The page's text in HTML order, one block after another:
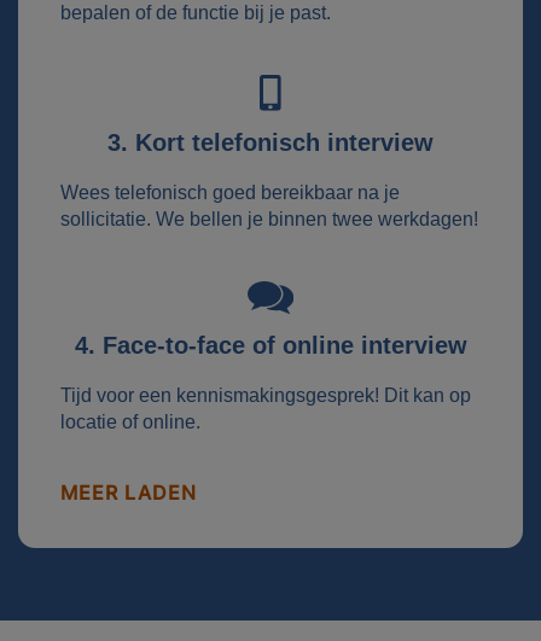
bepalen of de functie bij je past.
3. Kort telefonisch interview
Wees telefonisch goed bereikbaar na je
sollicitatie. We bellen je binnen twee werkdagen!
4. Face-to-face of online interview
Tijd voor een kennismakingsgesprek! Dit kan op
locatie of online.
MEER LADEN